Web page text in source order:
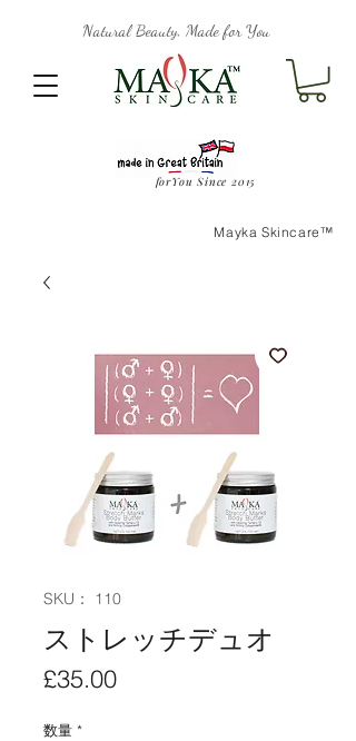
forYou Since 2015
Natural Beauty, Made for You
Mayka Skincare™
SKU： 110
ストレッチデュオ
£35.00価
数量 *